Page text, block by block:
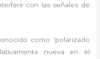
con las señales de
como ‘polarizado
nueva en el